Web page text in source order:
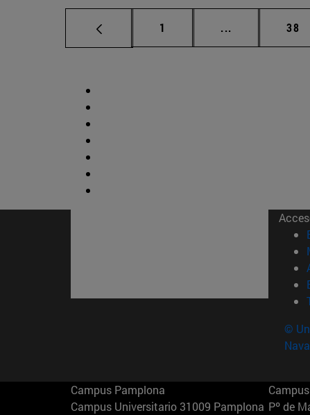
Página
1 ... Páginas 38
©
Campus Pamplona
Campus Universitario 31009 Pamplona Pº de